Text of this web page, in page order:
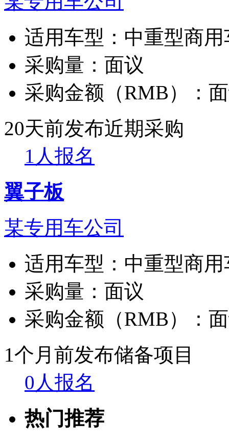
适用车型： 中重型商
采购量： 面议
采购金额（RMB）：
20天前发布近期采购
1人报名
翼子板
某专用车公司
适用车型： 中重型商
采购量： 面议
采购金额（RMB）：
1个月前发布储备项目
0人报名
热门推荐